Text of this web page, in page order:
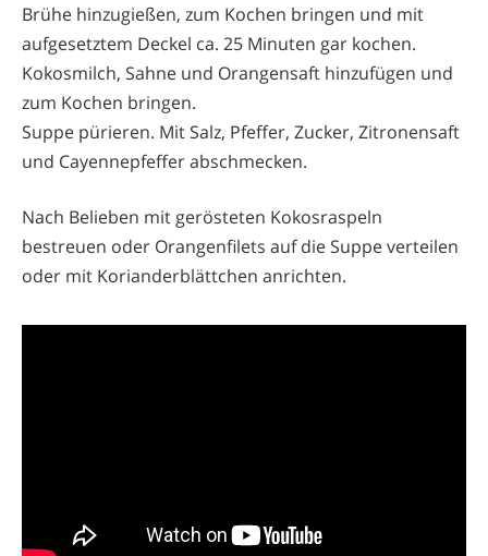
Brühe hinzugießen, zum Kochen bringen und mit
aufgesetztem Deckel ca. 25 Minuten gar kochen.
Kokosmilch, Sahne und Orangensaft hinzufügen und
zum Kochen bringen.
Suppe pürieren. Mit Salz, Pfeffer, Zucker, Zitronensaft
und Cayennepfeffer abschmecken.
Nach Belieben mit gerösteten Kokosraspeln
bestreuen oder Orangenfilets auf die Suppe verteilen
oder mit Korianderblättchen anrichten.